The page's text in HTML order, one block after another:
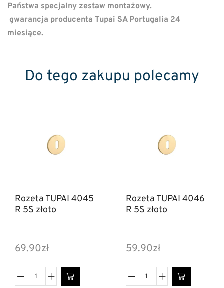
Państwa specjalny zestaw montażowy.
gwarancja producenta Tupai SA Portugalia 24
miesiące.
Do tego zakupu polecamy
Rozeta TUPAI 4045
R 5S złoto
69.90zł
Rozeta TUPAI 4046
R 5S złoto
59.90zł